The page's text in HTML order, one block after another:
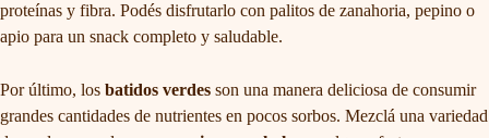
proteínas y fibra. Podés disfrutarlo con palitos de zanahoria, pepino o
apio para un snack completo y saludable.
Por último, los batidos verdes son una manera deliciosa de consumir
grandes cantidades de nutrientes en pocos sorbos. Mezclá una variedad